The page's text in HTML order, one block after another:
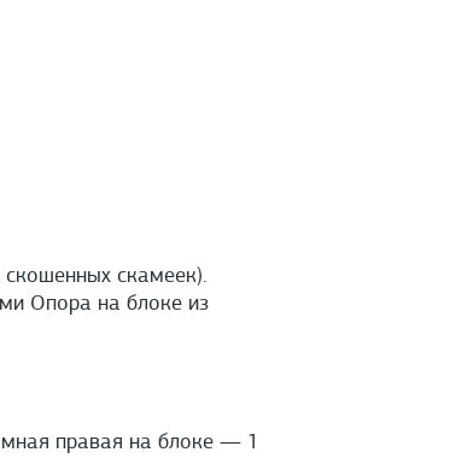
скамеек).
Опора на блоке из
правая на блоке — 1